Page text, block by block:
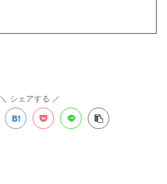
シェアする